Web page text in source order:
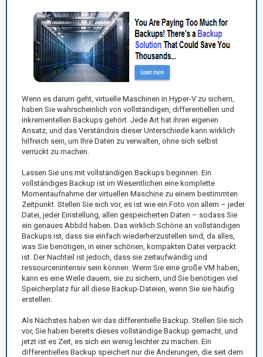
Wenn es darum geht, virtuelle Maschinen in Hyper-V zu sichern,
haben Sie wahrscheinlich von vollständigen, differentiellen und
inkrementellen Backups gehört. Jede Art hat ihren eigenen
Ansatz, und das Verständnis dieser Unterschiede kann wirklich
hilfreich sein, um Ihre Daten zu verwalten, ohne sich selbst
verrückt zu machen.
Lassen Sie uns mit vollständigen Backups beginnen. Ein
vollständiges Backup ist im Wesentlichen eine komplette
Momentaufnahme der virtuellen Maschine zu einem bestimmten
Zeitpunkt. Stellen Sie sich vor, es ist wie ein Foto von allem – jeder
Datei, jeder Einstellung, allen gespeicherten Daten – sodass Sie
ein genaues Abbild haben. Das wirklich Schöne an vollständigen
Backups ist, dass sie einfach wiederherzustellen sind, da alles,
was Sie benötigen, in einer schönen, kompakten Datei verpackt
ist. Der Nachteil ist jedoch, dass sie zeitaufwändig und
ressourcenintensiv sein können. Wenn Sie eine große VM haben,
kann es eine Weile dauern, sie zu sichern, und Sie benötigen viel
Speicherplatz für all diese Backup-Dateien, wenn Sie sie häufig
erstellen.
Als Nächstes haben wir das differentielle Backup. Stellen Sie sich
vor, Sie haben bereits dieses vollständige Backup gemacht, und
jetzt ist es Zeit, es sich ein wenig leichter zu machen. Ein
differentielles Backup speichert nur die Änderungen, die seit dem